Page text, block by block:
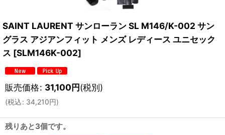
SAINT LAURENT サンローラン SL M146/K-002 サン
グラス アジアンフィット メンズ レディース ユニセック
ス [SLM146K-002]
販売価格: 31,100円(税別)
(税込: 34,210円)
残りあと3個です。